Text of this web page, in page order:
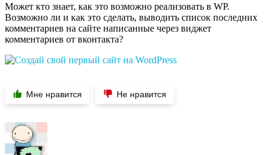
Может кто знает, как это возможно реализовать в WP.
Возможно ли и как это сделать, выводить список последних
комментариев на сайте написанные через виджет
комментариев от вконтакта?
Мне нравится Не нравится